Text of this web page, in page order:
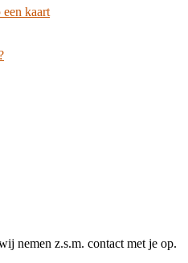
een kaart
nemen z.s.m. contact met je op.